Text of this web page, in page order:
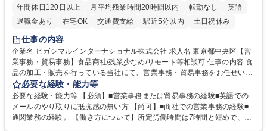
年間休日120日以上
月平均残業時間20時間以内 転勤なし
英語
退職金あり
在宅OK 交通費支給 駅近5分以内 土日祝休み
仕事の内容
企業名 ヒガシマルインターナショナル株式会社 求人名 東京都中央区【営
業事務・貿易事務】食品商社/残業少なめ/リモート等相談可 仕事の内容 食
品の加工・販売を行っている当社にて、営業事務・貿易事務をお任せいた
します。営業社員のサポートポジションとして、受発注から海外工場との
調整まで幅広く対応し、当社事業の根幹を支えていただきます。 ■受発注
業務、請求書発行 ■海外工場とのスケジュール調整 ■在庫管理 ■輸入書類
の確認・作成 ■配送手配 ■通関業者を通して行う輸出入業全般 ■倉庫との
必要な経験・能力等
必要な経験・能力等 【必須】■営業事務または貿易事務の経験■英語での
メールのやり取りに抵抗感の無い方 【尚可】■商社での営業事務の経験■
通関業務の経験。 【働き方について】所定労働時間は7時間と短めで、残